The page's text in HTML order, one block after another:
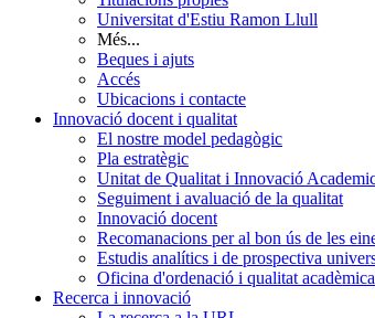
Universitat d'Estiu Ramon Llull
Més...
Beques i ajuts
Accés
Ubicacions i contacte
Innovació docent i qualitat
El nostre model pedagògic
Pla estratègic
Unitat de Qualitat i Innovació
Seguiment i avaluació de la qualitat
Innovació docent
Recomanacions per al bon ús de les
Estudis analítics i de prospectiva
Oficina d'ordenació i qualitat acadèmica
Recerca i innovació